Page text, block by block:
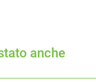
anche